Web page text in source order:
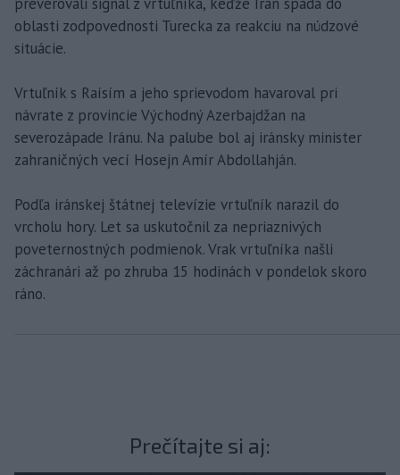
oblasti zodpovednosti Turecka za reakciu na núdzové
situácie.
Vrtuľník s Raísím a jeho sprievodom havaroval pri
návrate z provincie Východný Azerbajdžan na
severozápade Iránu. Na palube bol aj iránsky minister
zahraničných vecí Hosejn Amír Abdollahján.
Podľa iránskej štátnej televízie vrtuľník narazil do
vrcholu hory. Let sa uskutočnil za nepriaznivých
poveternostných podmienok. Vrak vrtuľníka našli
záchranári až po zhruba 15 hodinách v pondelok skoro
ráno.
Prečítajte si aj: